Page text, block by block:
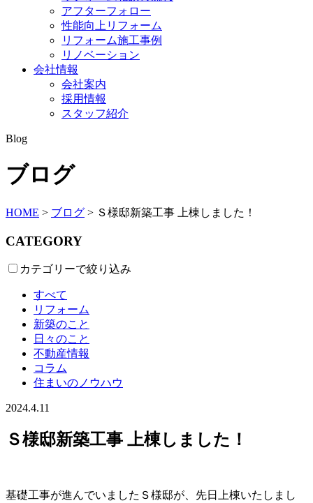
アフターフォロー
性能向上リフォーム
リフォーム施工事例
リノベーション
会社情報
会社案内
採用情報
スタッフ紹介
Blog
ブログ
HOME > ブログ > Ｓ様邸新築工事 上棟しました！
CATEGORY
カテゴリーで絞り込み
すべて
リフォーム
新築のこと
日々のこと
不動産情報
コラム
住まいのノウハウ
2024.4.11
Ｓ様邸新築工事 上棟しました！
基礎工事が進んでいましたＳ様邸が、先日上棟いたしまし